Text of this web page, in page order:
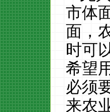
市体
面，
时可
希望
必须
来农